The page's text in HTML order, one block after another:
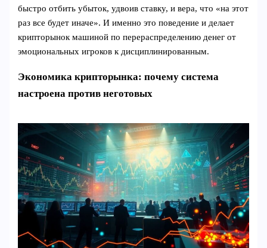
быстро отбить убыток, удвоив ставку, и вера, что «на этот
раз все будет иначе». И именно это поведение и делает
крипторынок машиной по перераспределению денег от
эмоциональных игроков к дисциплинированным.
Экономика крипторынка: почему система
настроена против неготовых